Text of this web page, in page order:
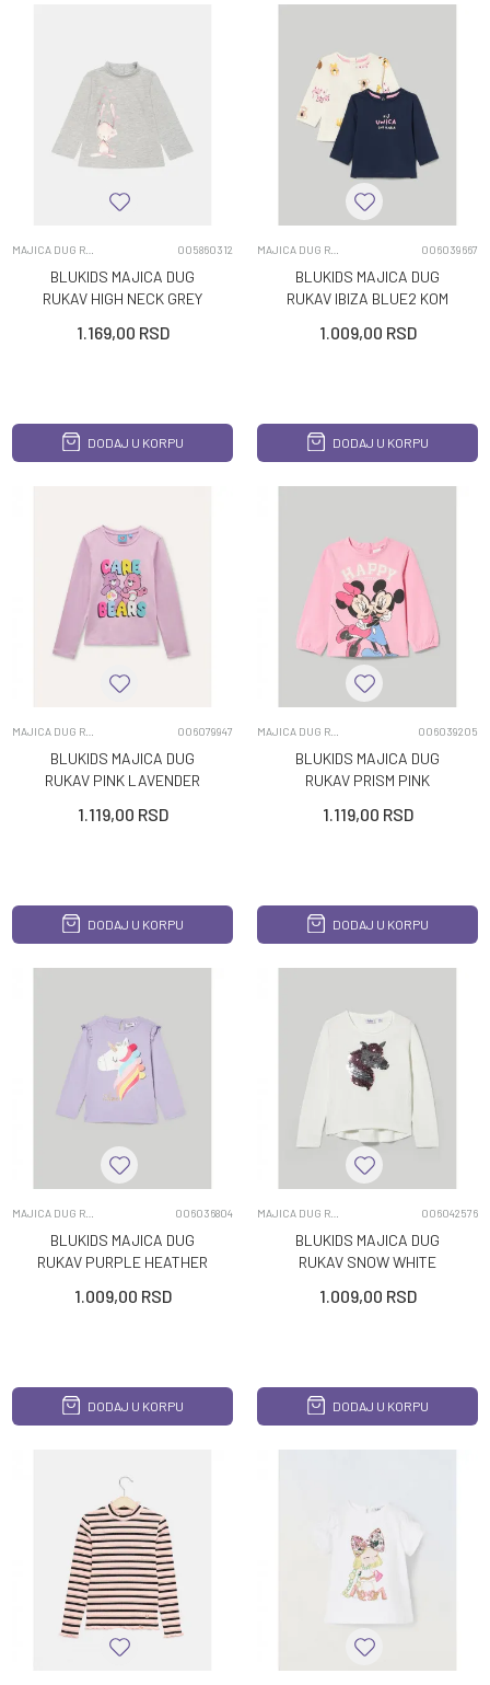
005860312
BLUKIDS MAJICA DUG
RUKAV HIGH NECK GREY
1.169,00 RSD
DODAJ U KORPU
006039667
BLUKIDS MAJICA DUG
RUKAV IBIZA BLUE2 KOM
1.009,00 RSD
DODAJ U KORPU
006079947
BLUKIDS MAJICA DUG
RUKAV PINK LAVENDER
1.119,00 RSD
DODAJ U KORPU
006039205
BLUKIDS MAJICA DUG
RUKAV PRISM PINK
1.119,00 RSD
DODAJ U KORPU
006036804
BLUKIDS MAJICA DUG
RUKAV PURPLE HEATHER
1.009,00 RSD
DODAJ U KORPU
006042576
BLUKIDS MAJICA DUG
RUKAV SNOW WHITE
1.009,00 RSD
DODAJ U KORPU